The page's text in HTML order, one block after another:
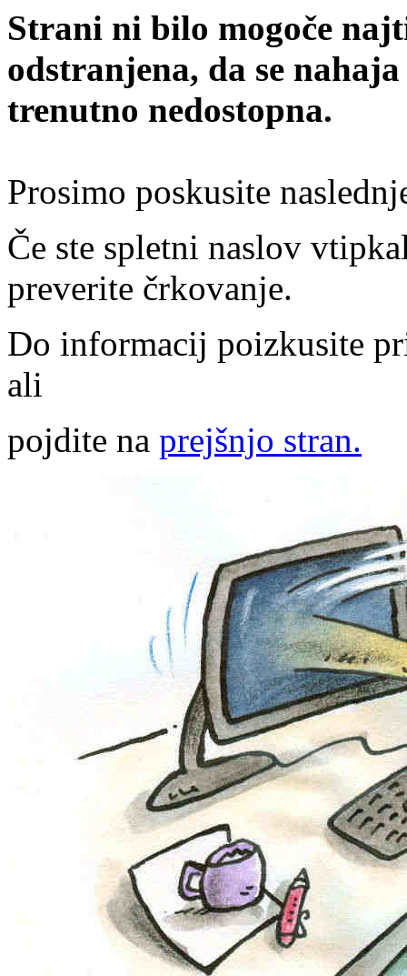
Strani ni bilo mogoče
odstranjena, da se
trenutno nedostopna.
Prosimo poskusite
Če ste spletni naslov
preverite črkovanje.
Do informacij poizkusite
ali
pojdite na prejšnjo stran.